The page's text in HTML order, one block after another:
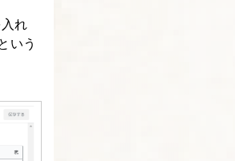
れ
いう